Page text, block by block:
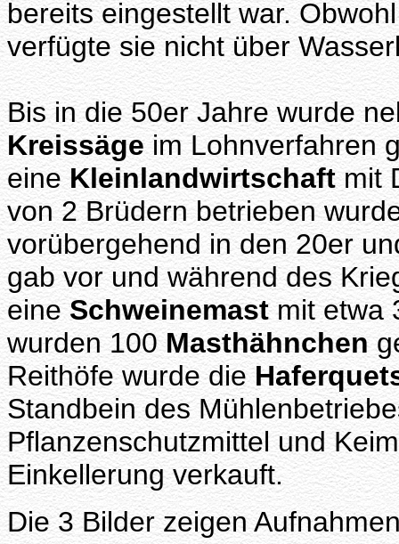
bereits eingestellt war.
verfügte sie nicht über
Bis in die 50er Jahre wurde
Kreissäge im Lohnverfahren
eine Kleinlandwirtschaft mit
von 2 Brüdern betrieben
vorübergehend in den 20er
gab vor und während des
eineSchweinemastmit etwa
wurden 100Masthähnchen
Reithöfe wurde die
Standbein des
Pflanzenschutzmittel und
Einkellerung verkauft.
Die 3 Bilder zeigen